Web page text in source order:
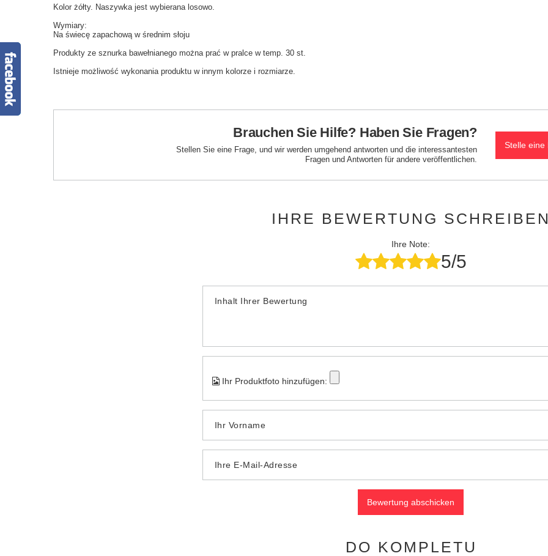
Kolor żółty. Naszywka jest wybierana losowo.
Wymiary:
Na świecę zapachową w średnim słoju
Produkty ze sznurka bawełnianego można prać w pralce w temp. 30 st.
Istnieje możliwość wykonania produktu w innym kolorze i rozmiarze.
Brauchen Sie Hilfe? Haben Sie Fragen?
Stellen Sie eine Frage, und wir werden umgehend antworten und die interessantesten
Fragen und Antworten für andere veröffentlichen.
Stelle eine
IHRE BEWERTUNG SCHREIBEN
Ihre Note:
5/5
Inhalt Ihrer Bewertung
Ihr Produktfoto hinzufügen:
Ihr Vorname
Ihre E-Mail-Adresse
Bewertung abschicken
DO KOMPLETU